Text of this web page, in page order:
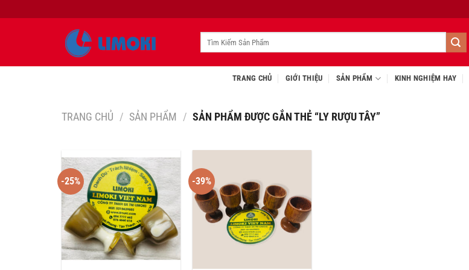
qua
TRANG CHỦ GIỚI THIỆU SẢN PHẨM KINH NGHIỆM HAY
TRANG CHỦ / SẢN PHẨM / SẢN PHẨM ĐƯỢC GẮN THẺ “LY RƯỢU TÂY”
-25% -39%